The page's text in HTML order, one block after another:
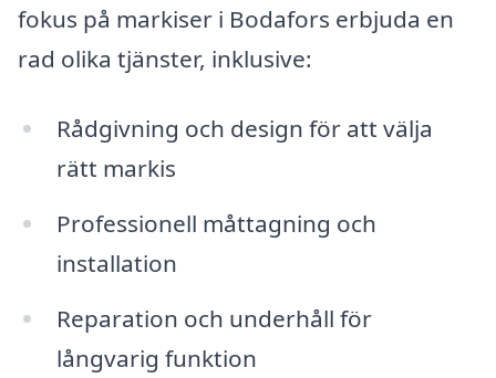
fokus på markiser i Bodafors erbjuda en
rad olika tjänster, inklusive:
Rådgivning och design för att välja
rätt markis
Professionell måttagning och
installation
Reparation och underhåll för
långvarig funktion